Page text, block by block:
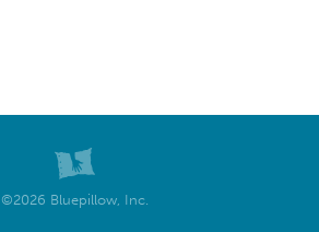
©2026 Bluepillow, Inc.